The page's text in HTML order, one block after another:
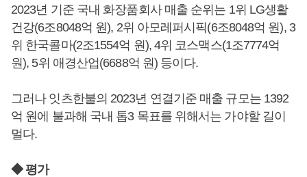
2023년 기준 국내 화장품회사 매출 순위는 1위 LG생활
건강(6조8048억 원), 2위 아모레퍼시픽(6조8048억 원), 3
위 한국콜마(2조1554억 원), 4위 코스맥스(1조7774억
원), 5위 애경산업(6688억 원) 등이다.
그러나 잇츠한불의 2023년 연결기준 매출 규모는 1392
억 원에 불과해 국내 톱3 목표를 위해서는 가야할 길이
멀다.
◆ 평가